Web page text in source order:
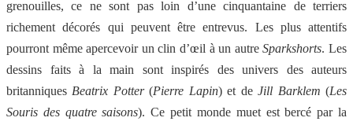
grenouilles, ce ne sont pas loin d’une cinquantaine de terriers
richement décorés qui peuvent être entrevus. Les plus attentifs
pourront même apercevoir un clin d’œil à un autreSparkshorts. Les
dessins faits à la main sont inspirés des univers des auteurs
britanniques Beatrix Potter(Pierre Lapin) et deJill Barklem (Les
Souris des quatre saisons). Ce petit monde muet est bercé par la